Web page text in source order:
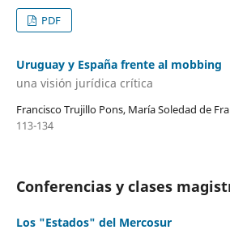
PDF
Uruguay y España frente al mobbing
una visión jurídica crítica
Francisco Trujillo Pons, María Soledad de
113-134
Conferencias y clases
Los "Estados" del Mercosur